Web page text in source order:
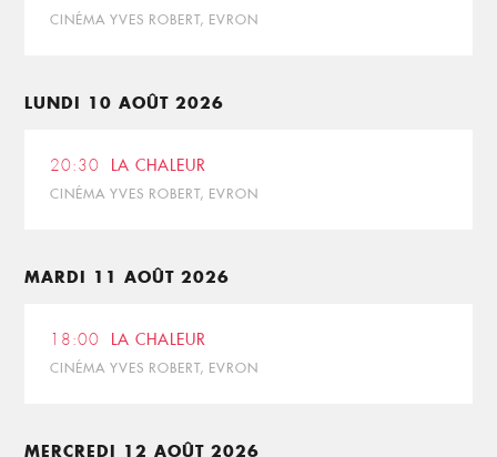
CINÉMA YVES ROBERT, EVRON
LUNDI 10 AOÛT 2026
20:30 LA CHALEUR
CINÉMA YVES ROBERT, EVRON
MARDI 11 AOÛT 2026
18:00 LA CHALEUR
CINÉMA YVES ROBERT, EVRON
MERCREDI 12 AOÛT 2026